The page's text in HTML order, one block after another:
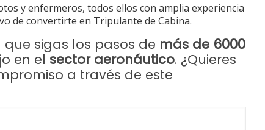
y enfermeros, todos ellos con amplia experiencia
de convertirte en Tripulante de Cabina.
sigas los pasos de más de 6000
en el sector aeronáutico. ¿Quieres
a través de este